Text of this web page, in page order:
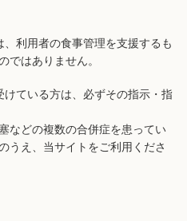
利用者の食事管理を支援するも
ではありません。
ている方は、必ずその指示・指
などの複数の合併症を患ってい
うえ、当サイトをご利用くださ